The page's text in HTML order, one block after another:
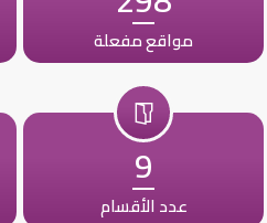
مواقع مفعلة
9
عدد الأقسام